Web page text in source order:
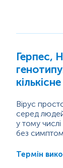
Герпес,
Вірус
серед людей
у тому
без
слизових
оскільки
Термін